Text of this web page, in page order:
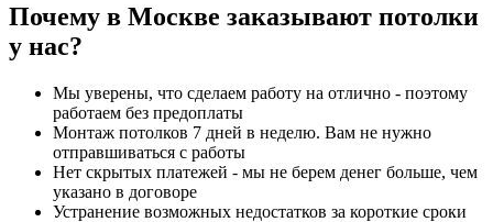
Почему в Москве заказывают потолки
у нас?
Мы уверены, что сделаем работу на отлично - поэтому
работаем без предоплаты
Монтаж потолков 7 дней в неделю. Вам не нужно
отправшиваться с работы
Нет скрытых платежей - мы не берем денег больше, чем
указано в договоре
Устранение возможных недостатков за короткие сроки